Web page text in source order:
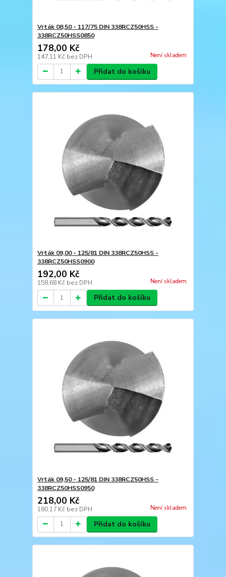
Vrták 08,50 - 117/75 DIN 338RCZ50HSS -
338RCZ50HSS0850
178,00 Kč
147,11 Kč bez DPH Není skladem
Přidat do košíku
Vrták 09,00 - 125/81 DIN 338RCZ50HSS -
338RCZ50HSS0900
192,00 Kč
158,68 Kč bez DPH Není skladem
Přidat do košíku
Vrták 09,50 - 125/81 DIN 338RCZ50HSS -
338RCZ50HSS0950
218,00 Kč
180,17 Kč bez DPH Není skladem
Přidat do košíku